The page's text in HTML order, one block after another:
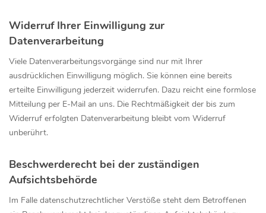
Widerruf Ihrer Einwilligung zur
Datenverarbeitung
Viele Datenverarbeitungsvorgänge sind nur mit Ihrer
ausdrücklichen Einwilligung möglich. Sie können eine bereits
erteilte Einwilligung jederzeit widerrufen. Dazu reicht eine formlose
Mitteilung per E-Mail an uns. Die Rechtmäßigkeit der bis zum
Widerruf erfolgten Datenverarbeitung bleibt vom Widerruf
unberührt.
Beschwerderecht bei der zuständigen
Aufsichtsbehörde
Im Falle datenschutzrechtlicher Verstöße steht dem Betroffenen